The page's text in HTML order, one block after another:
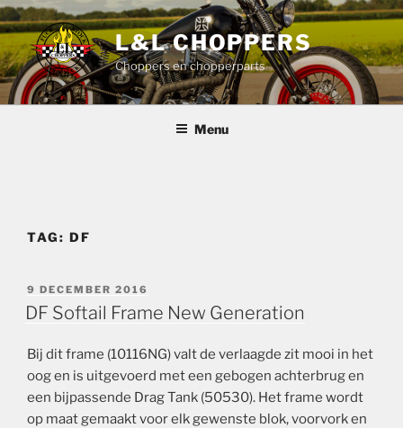
Ga
naar
de
inhoud
L&L CHOPPERS
Choppers en chopperparts
Menu
TAG: DF
GEPLAATST
OP
9 DECEMBER 2016
DF Softail Frame New Generation
Bij dit frame (10116NG) valt de verlaagde zit mooi in het
oog en is uitgevoerd met een gebogen achterbrug en
een bijpassende Drag Tank (50530). Het frame wordt
op maat gemaakt voor elk gewenste blok, voorvork en